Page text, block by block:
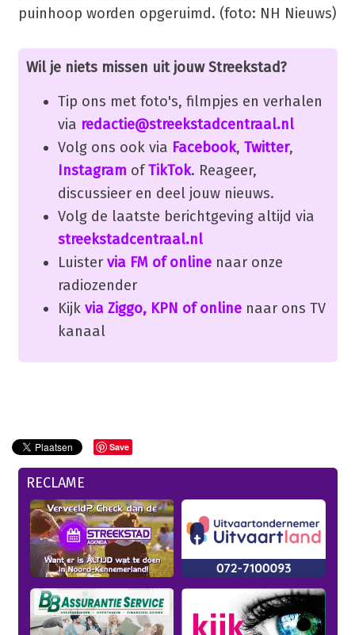
puinhoop worden opgeruimd. (foto: NH Nieuws)
Wil je niets missen uit jouw Streekstad?
Tip ons met foto's, filmpjes en verhalen
via redactie@streekstadcentraal.nl
Volg ons ook via Facebook, Twitter,
Instagram ofTikTok. Reageer,
discussieer en deel jouw nieuws.
Volg de laatste berichtgeving altijd via
streekstadcentraal.nl
Luister via FM of onlinenaar onze
radiozender
Kijk via Ziggo, KPN of onlinenaar ons TV
kanaal
Save
RECLAME